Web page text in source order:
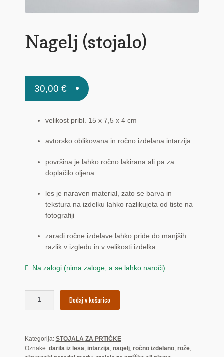
Seznami izdelkov
Zaključek nakupa
Nagelj (stojalo)
30,00 €
velikost pribl. 15 x 7,5 x 4 cm
avtorsko oblikovana in ročno izdelana intarzija
površina je lahko ročno lakirana ali pa za
doplačilo oljena
les je naraven material, zato se barva in
tekstura na izdelku lahko razlikujeta od tiste na
fotografiji
zaradi ročne izdelave lahko pride do manjših
razlik v izgledu in v velikosti izdelka
Na zalogi (nima zaloge, a se lahko naroči)
Dodaj v košarico
Kategorija: STOJALA ZA PRTIČKE
Oznake: darila iz lesa intarzija nagelj, ročno izdelano, rože,